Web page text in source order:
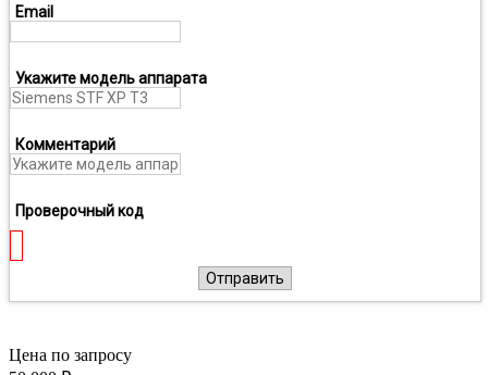
Email
Укажите модель аппарата
Комментарий
Проверочный код
Отправить
Цена по запросу